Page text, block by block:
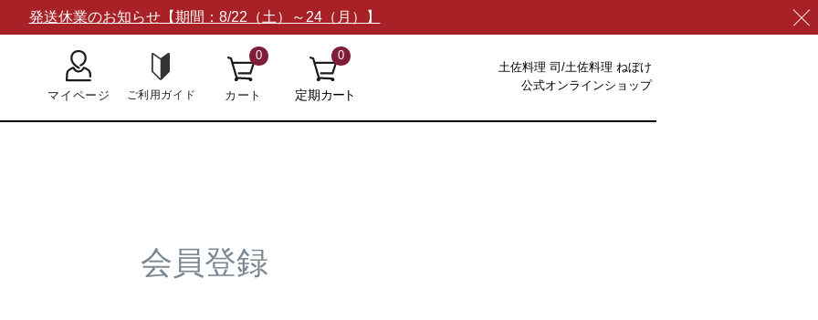
発送休業のお知らせ【期間：8/22（土）～24（月）】
0
0
土佐料理 司/土佐料理 ねぼけ
公式オンラインショップ
会員登録